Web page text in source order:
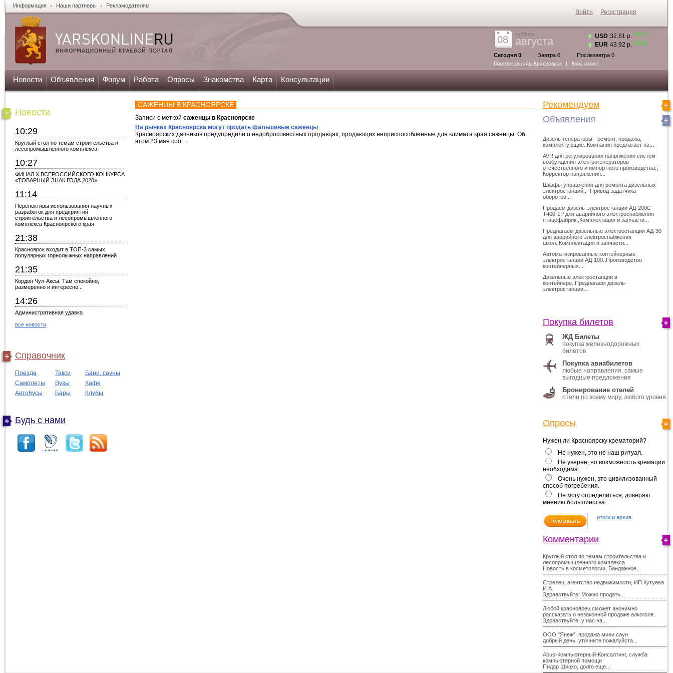
Информация Наши партнеры Рекламодателям
08
суббота
августа
Сегодня 0 Завтра 0 Послезавтра 0
Прогноз погоды Красноярск | Курс валют
USD 32.81 р. +0.15
EUR 43.92 р. +0.26
Новости Объявления Форум Работа Опросы Знакомства Карта Консультации
Новости
10:29
Круглый стол по темам строительства и
лесопромышленного комплекса
10:27
ФИНАЛ X ВСЕРОССИЙСКОГО КОНКУРСА
«ТОВАРНЫЙ ЗНАК ГОДА 2020»
11:14
Перспективы использования научных
разработок для предприятий
строительства и лесопромышленного
комплекса Красноярского края
21:38
Красноярск входит в ТОП-3 самых
популярных горнолыжных направлений
21:35
Кордон Чул-Аксы. Там спокойно,
размеренно и интересно...
14:26
Административная удавка
все новости
Справочник
Поезда Такси
Бани, сауны
Самолеты
Вузы
Кафе
Автобусы
Бары Клубы
Будь с нами
САЖЕНЦЫ В КРАСНОЯРСКЕ
Записи с меткой саженцы в Красноярске
На рынках Красноярска могут продать фальшивые саженцы
Красноярских дачников предупредили о недобросовестных продавцах, продающих неприспособленные для климата края саженцы. Об
этом 23 мая соо...
Рекомендуем
Объявления
Дизель-генераторы - ремонт, продажа,
комплектующие.,Компания предлагает на...
AVR для регулирования напряжения систем
возбуждения электрогенераторов
отечественного и импортного производства:,-
Корректор напряжения...
Шкафы управления для ремонта дизельных
электростанций:,- Привод задатчика
оборотов...
Продаем дизель-электростанции АД-200С-
Т400-1Р для аварийного электроснабжения
птицефабрик.,Комплектация и запчасти...
Предлагаем дизельные электростанции АД-30
для аварийного электроснабжения
школ.,Комплектация и запчасти...
Автоматизированные контейнерные
электростанции АД-100.,Производство
контейнерных...
Дизельные электростанции в
контейнере.,Предлагаем дизель-
электростанции...
Покупка билетов
ЖД Билеты
покупка железнодорожных
билетов
Покупка авиабилетов
любые направления, самые
выгодные предложения
Бронирование отелей
отели по всему миру, любого уровня
Опросы
Нужен ли Красноярску крематорий?
Не нужен, это не наш ритуал.
Не уверен, но возможность кремации
необходима.
Очень нужен, это цивилизованный
способ погребения.
Не могу определиться, доверяю
мнению большинства.
итоги и архив
Комментарии
Круглый стол по темам строительства и
лесопромышленного комплекса
Новость в косметологии. Бандажное...
Стрелец, агентство недвижимости, ИП Кутуева
И.А.
Здравствуйте! Можно продать...
Любой красноярец сможет анонимно
рассказать о незаконной продаже алкоголя.
Здравствуйте, у нас на...
ООО "Янеж", продажа мини саун
добрый день. уточните пожалуйста...
Abus-Компьютерный-Консалтинг, служба
компьютерной помощи
Пидар Шицко, долго еще...
Войти Регистрация